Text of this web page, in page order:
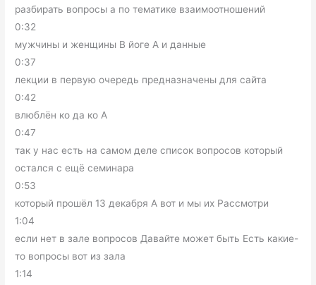
разбирать вопросы а по тематике взаимоотношений
0:32
мужчины и женщины В йоге А и данные
0:37
лекции в первую очередь предназначены для сайта
0:42
влюблён ко да ко А
0:47
так у нас есть на самом деле список вопросов который
остался с ещё семинара
0:53
который прошёл 13 декабря А вот и мы их Рассмотри
1:04
если нет в зале вопросов Давайте может быть Есть какие-
то вопросы вот из зала
1:14